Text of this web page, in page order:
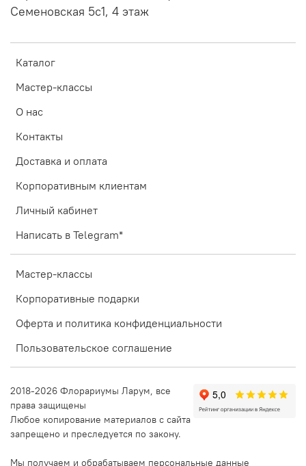
Каталог
Мастер-классы
О нас
Контакты
Доставка и оплата
Корпоративным клиентам
Личный кабинет
Написать в Telegram*
Мастер-классы
Корпоративные подарки
Оферта и политика конфиденциальности
Пользовательское соглашение
Семеновская 5с1, 4 этаж
2018-2026 Флорариумы Ларум, все
права защищены
Любое копирование материалов с сайта
запрещено и преследуется по закону.
Мы получаем и обрабатываем персональные данные